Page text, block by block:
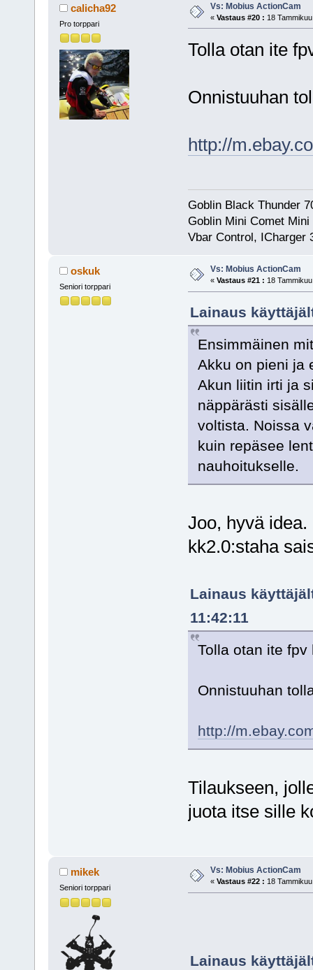
calicha92
Pro torppari
Vs: Mobius ActionCam
« Vastaus #20 : 18
Tolla otan ite
Onnistuuhan
http://
Goblin Black Thunder
Goblin Mini Comet Mini
Vbar Control, ICharger
oskuk
Seniori torppari
Vs: Mobius ActionCam
« Vastaus #21 : 18
Lainaus
Ensimmäinen
Akku on pieni ja
Akun liitin irti ja
näppärästi
voltista. Noissa
kuin repäsee
nauhoitukselle.
Joo, hyvä
kk2.0:staha
Lainaus
11:42:11
Tolla otan ite
Onnistuuhan
http://
Tilaukseen,
juota itse sille
mikek
Seniori torppari
Vs: Mobius ActionCam
« Vastaus #22 : 18
Lainaus